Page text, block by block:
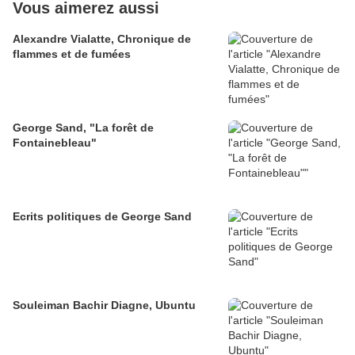
Vous aimerez aussi
Alexandre Vialatte, Chronique de
flammes et de fumées
George Sand, "La forêt de
Fontainebleau"
Ecrits politiques de George Sand
Souleiman Bachir Diagne, Ubuntu